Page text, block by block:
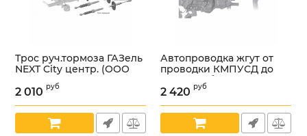
Трос руч.тормоза ГАЗель
NEXT City центр. (ООО
"Автоком" ГАЗ Оригинал)
/А68R52-3508068-01/
Артикул: УТ000005938
2 010 руб
Автопроводка жгут от
проводки КМПУСД до
газового баллона (ООО
"Арзамасское ПО
Оригинал) /
А21R25.3761584-01/
2 420 руб